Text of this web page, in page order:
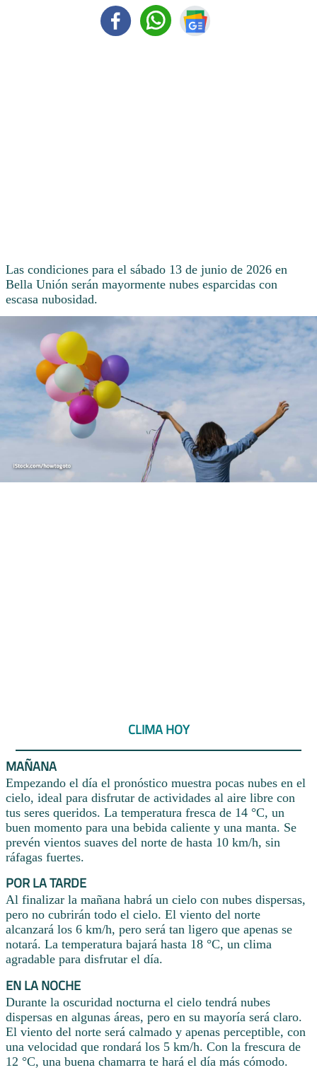
Las condiciones para el sábado 13 de junio de 2026 en
Bella Unión serán mayormente nubes esparcidas con
escasa nubosidad.
CLIMA HOY
MAÑANA
Empezando el día el pronóstico muestra pocas nubes en el
cielo, ideal para disfrutar de actividades al aire libre con
tus seres queridos. La temperatura fresca de 14 °C, un
buen momento para una bebida caliente y una manta. Se
prevén vientos suaves del norte de hasta 10 km/h, sin
ráfagas fuertes.
POR LA TARDE
Al finalizar la mañana habrá un cielo con nubes dispersas,
pero no cubrirán todo el cielo. El viento del norte
alcanzará los 6 km/h, pero será tan ligero que apenas se
notará. La temperatura bajará hasta 18 °C, un clima
agradable para disfrutar el día.
EN LA NOCHE
Durante la oscuridad nocturna el cielo tendrá nubes
dispersas en algunas áreas, pero en su mayoría será claro.
El viento del norte será calmado y apenas perceptible, con
una velocidad que rondará los 5 km/h. Con la frescura de
12 °C, una buena chamarra te hará el día más cómodo.